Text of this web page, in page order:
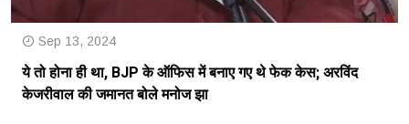
Sep 13, 2024
ये तो होना ही था, BJP के ऑफिस में बनाए गए थे फेक केस; अरविंद
केजरीवाल की जमानत बोले मनोज झा